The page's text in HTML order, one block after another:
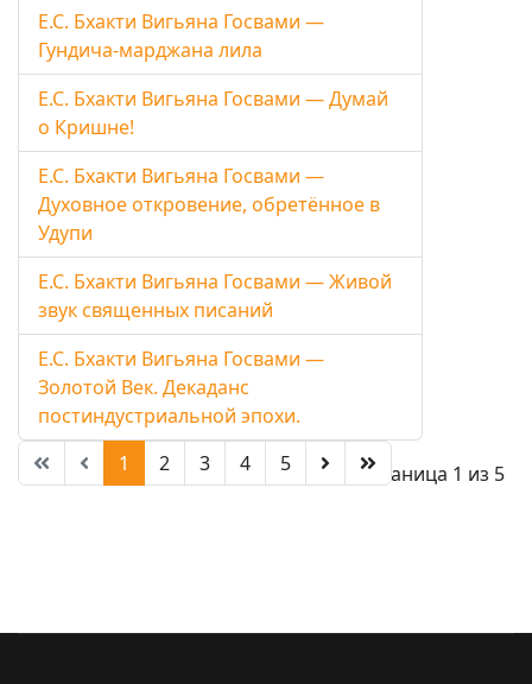
Е.С. Бхакти Вигьяна Госвами —
Гундича-марджана лила
Е.С. Бхакти Вигьяна Госвами — Думай
о Кришне!
Е.С. Бхакти Вигьяна Госвами —
Духовное откровение, обретённое в
Удупи
Е.С. Бхакти Вигьяна Госвами — Живой
звук священных писаний
Е.С. Бхакти Вигьяна Госвами —
Золотой Век. Декаданс
постиндустриальной эпохи.
Страница 1 из 5
1 2 3 4 5